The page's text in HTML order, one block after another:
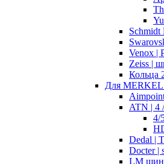
Schmidt
Venox |
Zeiss |
Кольца
Для
ATN | 4
4/
Dedal |
Docter |
LM